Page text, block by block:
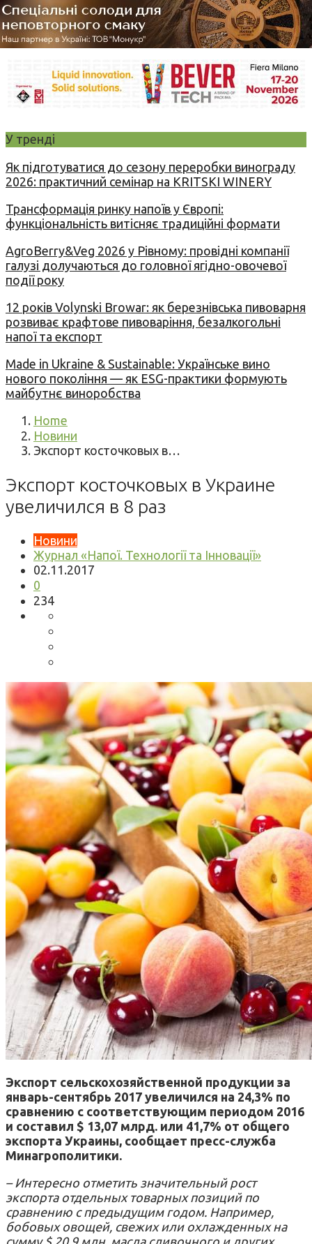
У тренді
Як підготуватися до сезону переробки винограду
2026: практичний семінар на KRITSKI WINERY
Трансформація ринку напоїв у Європі:
функціональність витісняє традиційні формати
AgroBerry&Veg 2026 у Рівному: провідні компанії
галузі долучаються до головної ягідно-овочевої
події року
12 років Volynski Browar: як березнівська пивоварня
розвиває крафтове пивоваріння, безалкогольні
напої та експорт
Made in Ukraine & Sustainable: Українське вино
нового покоління — як ESG-практики формують
майбутнє виноробства
Home
Новини
Экспорт косточковых в…
Экспорт косточковых в Украине
увеличился в 8 раз
Новини
Журнал «Напої. Технології та Інновації»
02.11.2017
0
234
Экспорт сельскохозяйственной продукции за
январь-сентябрь 2017 увеличился на 24,3% по
сравнению с соответствующим периодом 2016
и составил $ 13,07 млрд. или 41,7% от общего
экспорта Украины, сообщает пресс-служба
Минагрополитики.
– Интересно отметить значительный рост
экспорта отдельных товарных позиций по
сравнению с предыдущим годом. Например,
бобовых овощей, свежих или охлажденных на
сумму $ 20,9 млн, масла сливочного и других